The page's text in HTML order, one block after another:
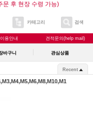
문 후 현장 수령 가능)
카테고리 검색
이용안내 견적문의(help mail)
바구니 관심상품
Recent